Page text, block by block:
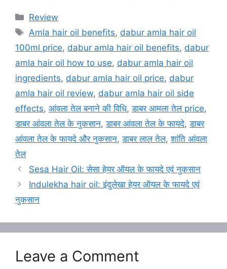
Categories
Review
Tags
Amla hair oil benefits, dabur amla hair oil
100ml price, dabur amla hair oil benefits, dabur
amla hair oil how to use, dabur amla hair oil
ingredients, dabur amla hair oil price, dabur
amla hair oil review, dabur amla hair oil side
effects, आंवला तेल बनाने की विधि,डाबर आमला तेल price,
डाबर आंवला तेल के नुकसान,डाबर आंवला तेल के फायदे,डाबर
आंवला तेल के फायदे और नुकसान,डाबर लाल तेल,शांति आंवला
तेल
Sesa Hair Oil: सेसा हेयर ऑयल के फायदे एवं नुकसान
Indulekha hair oil: इंदुलेखा हेयर ऑयल के फायदे एवं
नुकसान
Leave a Comment